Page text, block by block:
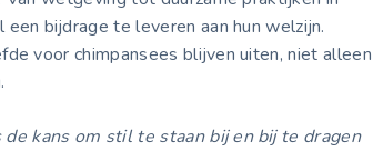
bijdrage te leveren aan hun welzijn.
voor chimpansees blijven uiten, niet alleen
kans om stil te staan bij en bij te dragen